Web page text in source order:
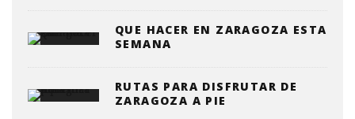
QUE HACER EN ZARAGOZA ESTA
SEMANA
RUTAS PARA DISFRUTAR DE
ZARAGOZA A PIE